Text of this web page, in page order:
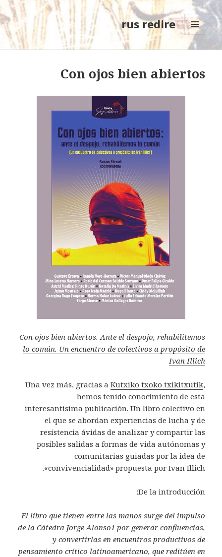
rus redire
MENÚ
Y
Con ojos bien abiertos
Con ojos bien abiertos. Ante el despojo, rehabilitemos
lo común. Un encuentro de colectivos a propósito de
Ivan Illich
Una vez más, gracias a Kutxiko txoko txikitxutik,
hemos tenido conocimiento de esta
interesantísima publicación. Un libro colectivo en
el que se abordan experiencias de lucha y de
resistencia ávidas de analizar y compartir las
posibles salidas a formas de vida autónomas y
comunitarias guiadas por la idea de
«convivencialidad» propuesta por Ivan Illich.
De la introducción:
El libro que tienen entre las manos surge del impulso
de la Cátedra Jorge Alonso1 por generar confluencias,
y convertirlas en encuentros productivos de
pensamiento crítico latinoamericano, que reditúen en